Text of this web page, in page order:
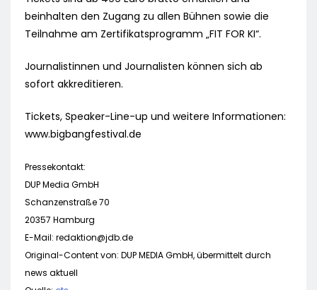
beinhalten den Zugang zu allen Bühnen sowie die
Teilnahme am Zertifikatsprogramm „FIT FOR KI“.
Journalistinnen und Journalisten können sich ab
sofort akkreditieren.
Tickets, Speaker-Line-up und weitere Informationen:
www.bigbangfestival.de
Pressekontakt:
DUP Media GmbH
Schanzenstraße 70
20357 Hamburg
E-Mail: redaktion@jdb.de
Original-Content von: DUP MEDIA GmbH, übermittelt durch
news aktuell